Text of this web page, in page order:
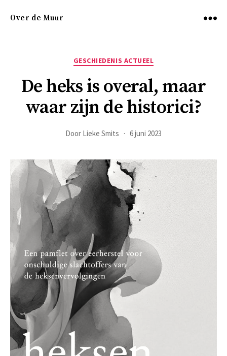
Over de Muur
Categorieën
GESCHIEDENIS ACTUEEL
De heks is overal, maar
waar zijn de historici?
Door Lieke Smits 6 juni 2023